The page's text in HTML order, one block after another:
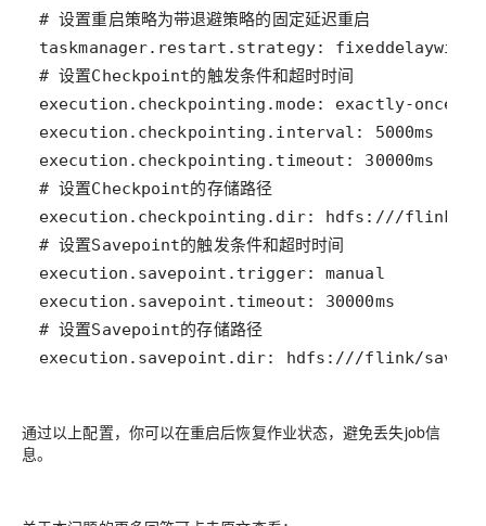
# 设置Checkpoint的存储路径
# 设置Savepoint的存储路径
execution.savepoint.dir: hdfs:///flink/
通过以上配置，你可以在重启后恢复作业状态，避免丢失job信
息。